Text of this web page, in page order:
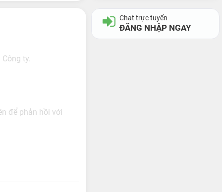
ty.
để phản hồi với
Chat trực tuyến
ĐĂNG NHẬP NGAY